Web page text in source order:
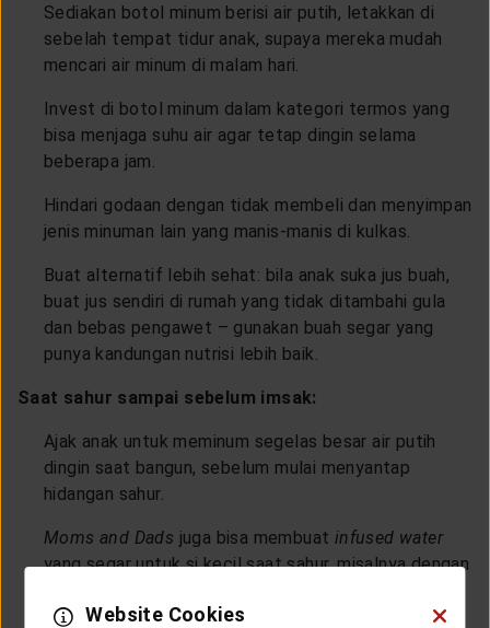
Sediakan botol minum berisi air putih, letakkan di
sebelah tempat tidur anak, supaya mereka mudah
mencari air minum di malam hari.
Invest di botol minum dalam kategori termos yang
bisa menjaga suhu air agar tetap dingin selama
beberapa jam.
Hindari godaan dengan tidak membeli dan menyimpan
jenis minuman lain yang manis-manis di kulkas.
Buat alternatif lebih sehat: bila anak suka jus buah,
buat jus sendiri di rumah yang tidak ditambahi gula
dan bebas pengawet – gunakan buah segar yang
punya kandungan nutrisi lebih baik.
Saat sahur sampai sebelum imsak:
Ajak anak untuk meminum segelas besar air putih
dingin saat bangun, sebelum mulai menyantap
hidangan sahur.
Moms and Dads juga bisa membuat infused water
yang segar untuk si kecil saat sahur, misalnya dengan
lemon atau jeruk nipis – ke dalam air putih, lalu
Website Cookies